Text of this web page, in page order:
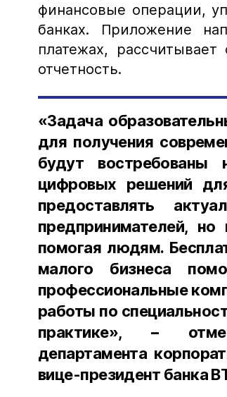
финансовые операции,
банках. Приложение
платежах,
отчетность.
«Задача
для получения
будут
цифровых решений
предоставлять
предпринимателей,
помогая людям.
малого бизнеса
профессиональные
работы по
практике», −
департамента
вице-президент банка